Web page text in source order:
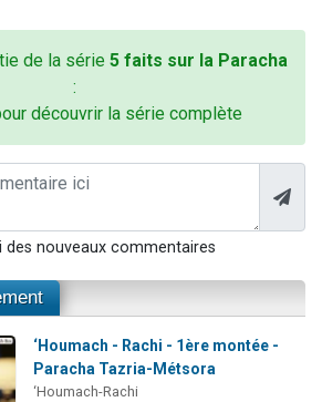
de la série 5 faits sur la Paracha
:
découvrir la série complète
des nouveaux commentaires
‘Houmach - Rachi - 1ère montée -
Paracha Tazria-Métsora
‘Houmach-Rachi